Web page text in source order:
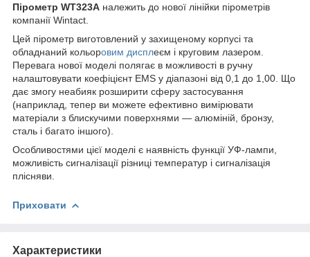
Пірометр WT323A належить до нової лінійки пірометрів
компанії Wintact.
Цей пірометр виготовлений у захищеному корпусі та
обладнаний кольоровим дисплеєм і круговим лазером.
Перевага нової моделі полягає в можливості в ручну
налаштовувати коефіцієнт EMS у діапазоні від 0,1 до 1,00. Що
дає змогу неабияк розширити сферу застосування
(наприклад, тепер ви можете ефективно вимірювати
матеріали з блискучими поверхнями — алюміній, бронзу,
сталь і багато іншого).
Особливостями цієї моделі є наявність функції УФ-лампи,
можливість сигналізації різниці температур і сигналізація
плісняви.
Приховати
Характеристики